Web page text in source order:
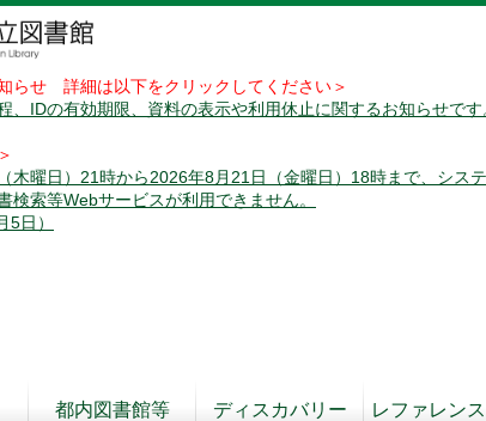
らせ 詳細は以下をクリックしてください＞
、IDの有効期限、資料の表示や利用休止に関するお知らせです
木曜日）21時から2026年8月21日（金曜日）18時まで、シス
検索等Webサービスが利用できません。
日）
都内図書館等
ディスカバリー
レファレン